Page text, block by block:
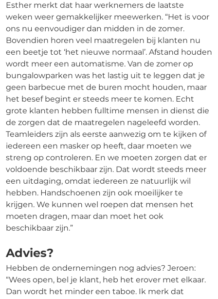
Esther merkt dat haar werknemers de laatste
weken weer gemakkelijker meewerken. “Het is voor
ons nu eenvoudiger dan midden in de zomer.
Bovendien horen veel maatregelen bij klanten nu
een beetje tot ‘het nieuwe normaal’. Afstand houden
wordt meer een automatisme. Van de zomer op
bungalowparken was het lastig uit te leggen dat je
geen barbecue met de buren mocht houden, maar
het besef begint er steeds meer te komen. Echt
grote klanten hebben fulltime mensen in dienst die
de zorgen dat de maatregelen nageleefd worden.
Teamleiders zijn als eerste aanwezig om te kijken of
iedereen een masker op heeft, daar moeten we
streng op controleren. En we moeten zorgen dat er
voldoende beschikbaar zijn. Dat wordt steeds meer
een uitdaging, omdat iedereen ze natuurlijk wil
hebben. Handschoenen zijn ook moeilijker te
krijgen. We kunnen wel roepen dat mensen het
moeten dragen, maar dan moet het ook
beschikbaar zijn.”
Advies?
Hebben de ondernemingen nog advies? Jeroen:
“Wees open, bel je klant, heb het erover met elkaar.
Dan wordt het minder een taboe. Ik merk dat